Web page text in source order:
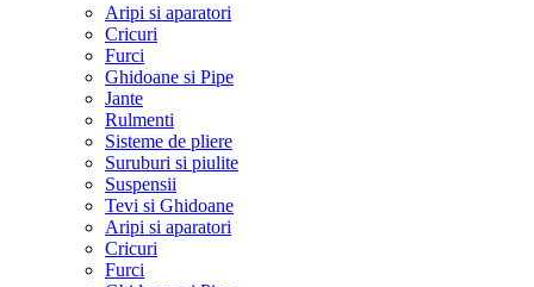
Aripi si aparatori
Cricuri
Furci
Ghidoane si Pipe
Jante
Rulmenti
Sisteme de pliere
Suruburi si piulite
Suspensii
Tevi si Ghidoane
Aripi si aparatori
Cricuri
Furci